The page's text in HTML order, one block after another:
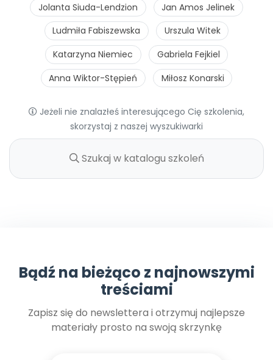
Jolanta Siuda-Lendzion
Jan Amos Jelinek
Ludmiła Fabiszewska
Urszula Witek
Katarzyna Niemiec
Gabriela Fejkiel
Anna Wiktor-Stępień
Miłosz Konarski
Jeżeli nie znalazłeś interesującego Cię szkolenia,
skorzystaj z naszej wyszukiwarki
Bądź na bieżąco z najnowszymi
treściami
Zapisz się do newslettera i otrzymuj najlepsze
materiały prosto na swoją skrzynkę